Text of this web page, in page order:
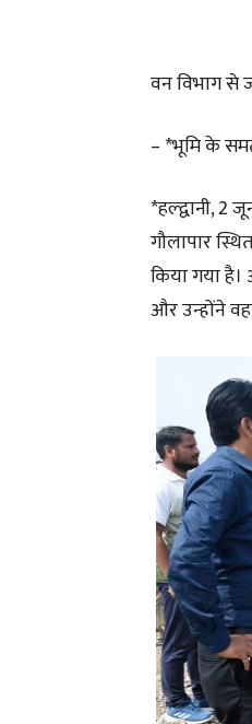
वन विभाग से
– *भूमि के
*हल्द्वानी, 2
गौलापार
किया गया
और उन्होंने